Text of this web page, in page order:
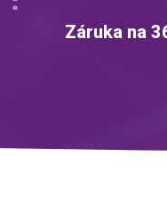
Záruka na